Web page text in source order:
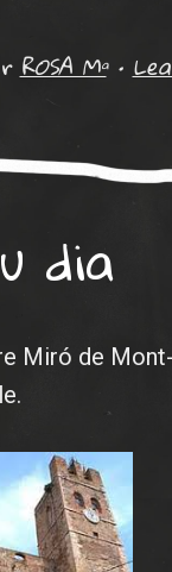
ROSA Mª •
dia
Miró de